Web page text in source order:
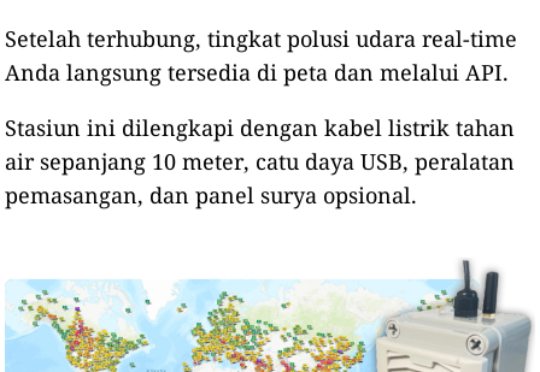
Setelah terhubung, tingkat polusi udara real-time
Anda langsung tersedia di peta dan melalui API.
Stasiun ini dilengkapi dengan kabel listrik tahan
air sepanjang 10 meter, catu daya USB, peralatan
pemasangan, dan panel surya opsional.